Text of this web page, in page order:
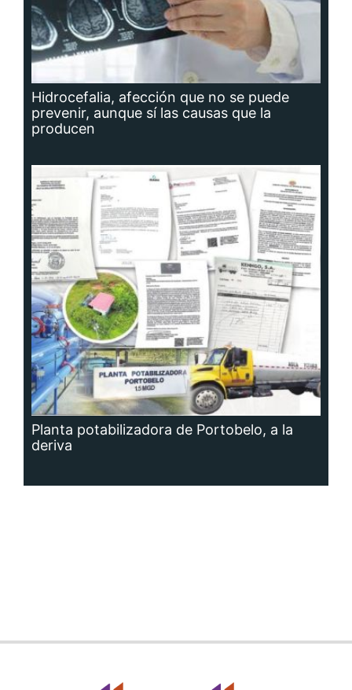
Hidrocefalia, afección que no se puede
prevenir, aunque sí las causas que la
producen
Planta potabilizadora de Portobelo, a la
deriva